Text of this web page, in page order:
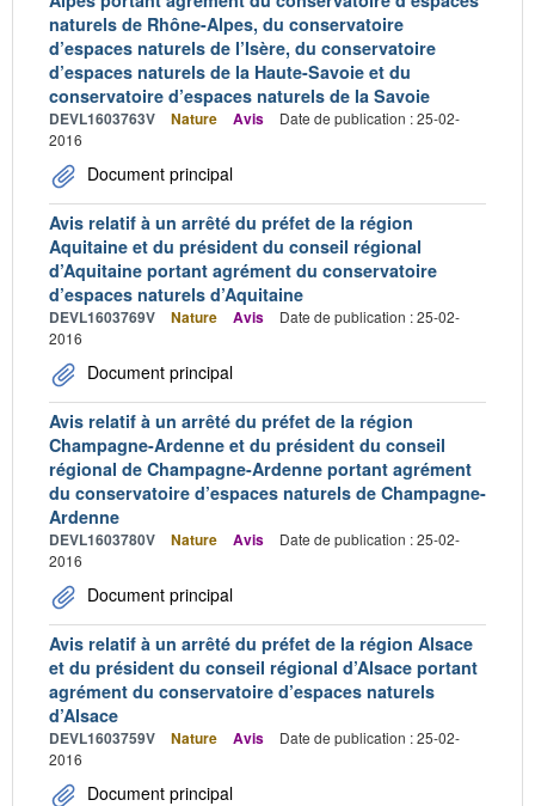
naturels de Rhône-Alpes, du conservatoire
d’espaces naturels de l’Isère, du conservatoire
d’espaces naturels de la Haute-Savoie et du
conservatoire d’espaces naturels de la Savoie
DEVL1603763V Nature Avis
Date de publication : 25-02-
2016
Document principal
Avis relatif à un arrêté du préfet de la région
Aquitaine et du président du conseil régional
d’Aquitaine portant agrément du conservatoire
d’espaces naturels d’Aquitaine
DEVL1603769V Nature Avis
Date de publication : 25-02-
2016
Document principal
Avis relatif à un arrêté du préfet de la région
Champagne-Ardenne et du président du conseil
régional de Champagne-Ardenne portant agrément
du conservatoire d’espaces naturels de Champagne-
Ardenne
DEVL1603780V Nature Avis
Date de publication : 25-02-
2016
Document principal
Avis relatif à un arrêté du préfet de la région Alsace
et du président du conseil régional d’Alsace portant
agrément du conservatoire d’espaces naturels
d’Alsace
DEVL1603759V Nature Avis
Date de publication : 25-02-
2016
Document principal